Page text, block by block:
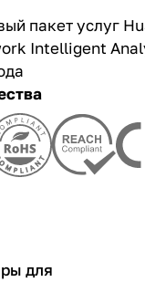
пакет услуг
Intelligent
для